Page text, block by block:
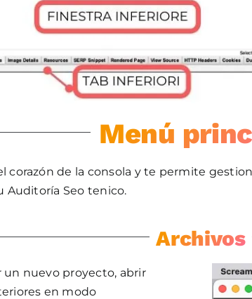
Menú
corazón de la consola y te permite
Auditoría Seo tenico.
Archivos
un nuevo proyecto, abrir
en modo